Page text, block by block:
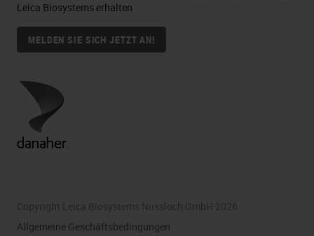
Leica Biosystems erhalten
MELDEN SIE SICH JETZT AN!
Copyright Leica Biosystems Nussloch GmbH 2026
Allgemeine Geschäftsbedingungen